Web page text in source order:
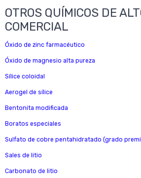
OTROS QUÍMICOS DE
COMERCIAL
Óxido de zinc farmacéutico
Óxido de magnesio alta pureza
Sílice coloidal
Aerogel de sílice
Bentonita modificada
Boratos especiales
Sulfato de cobre pentahidratado (grado
Sales de litio
Carbonato de litio